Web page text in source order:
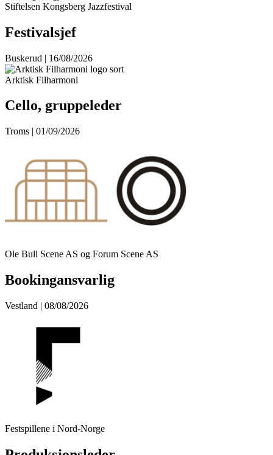
Stiftelsen Kongsberg Jazzfestival
Festivalsjef
Buskerud | 16/08/2026
Arktisk Filharmoni
Cello, gruppeleder
Troms | 01/09/2026
Ole Bull Scene AS og Forum Scene AS
Bookingansvarlig
Vestland | 08/08/2026
Festspillene i Nord-Norge